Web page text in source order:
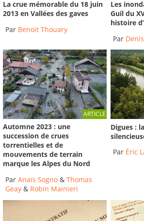
La crue mémorable du 18 juin
2013 en Vallées des gaves
Par Benoit Thouary
Les
Guil du
histoire
Par
ARTICLE
Automne 2023 : une
succession de crues
torrentielles et de
mouvements de terrain
marque les Alpes du Nord
Par Anaïs Sogno & Thomas
Geay & Robin Mainieri
Digues :
Par Éric